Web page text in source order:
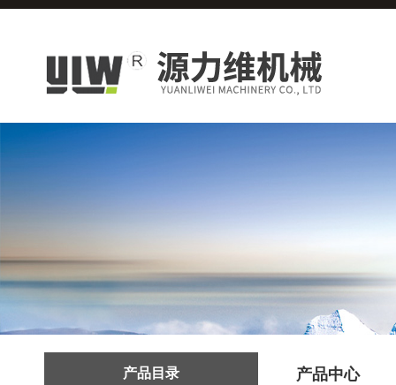
产品目录 产品中心